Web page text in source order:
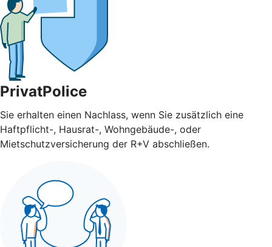
PrivatPolice
Sie erhalten einen Nachlass, wenn Sie zusätzlich eine
Haftpflicht-, Hausrat-, Wohngebäude-, oder
Mietschutzversicherung der R+V abschließen.